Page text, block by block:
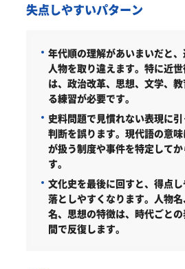
失点しやすいパターン
年代順の理解があいまいだと
人物を取り違えます。特に近
は、政治改革、思想、文学、
る練習が必要です。
史料問題で見慣れない表現に
判断を誤ります。現代語の意
が扱う制度や事件を特定して
す。
文化史を最後に回すと、得点
落としやすくなります。人物
名、思想の特徴は、時代ごと
間で反復します。